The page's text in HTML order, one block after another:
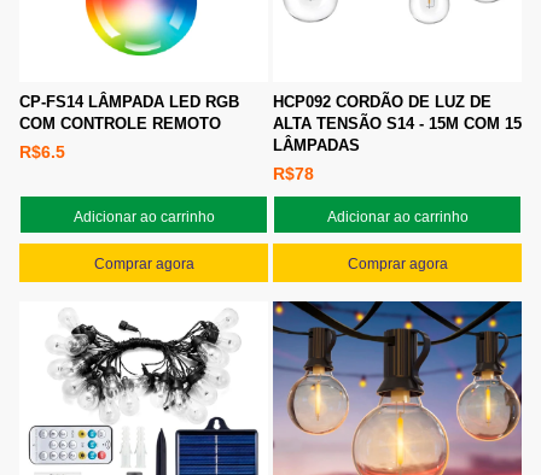
CP-FS14 LÂMPADA LED RGB
COM CONTROLE REMOTO
R$6.5
Adicionar ao carrinho
Comprar agora
HCP092 CORDÃO DE LUZ DE
ALTA TENSÃO S14 - 15M COM 15
LÂMPADAS
R$78
Adicionar ao carrinho
Comprar agora